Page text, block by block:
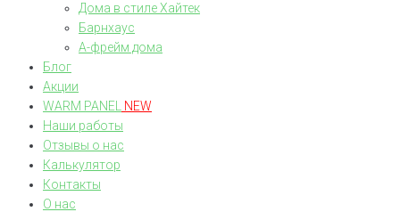
Дома в стиле Хайтек
Барнхаус
А-фрейм дома
Блог
Акции
WARM PANEL
NEW
Наши работы
Отзывы о нас
Калькулятор
Контакты
О нас